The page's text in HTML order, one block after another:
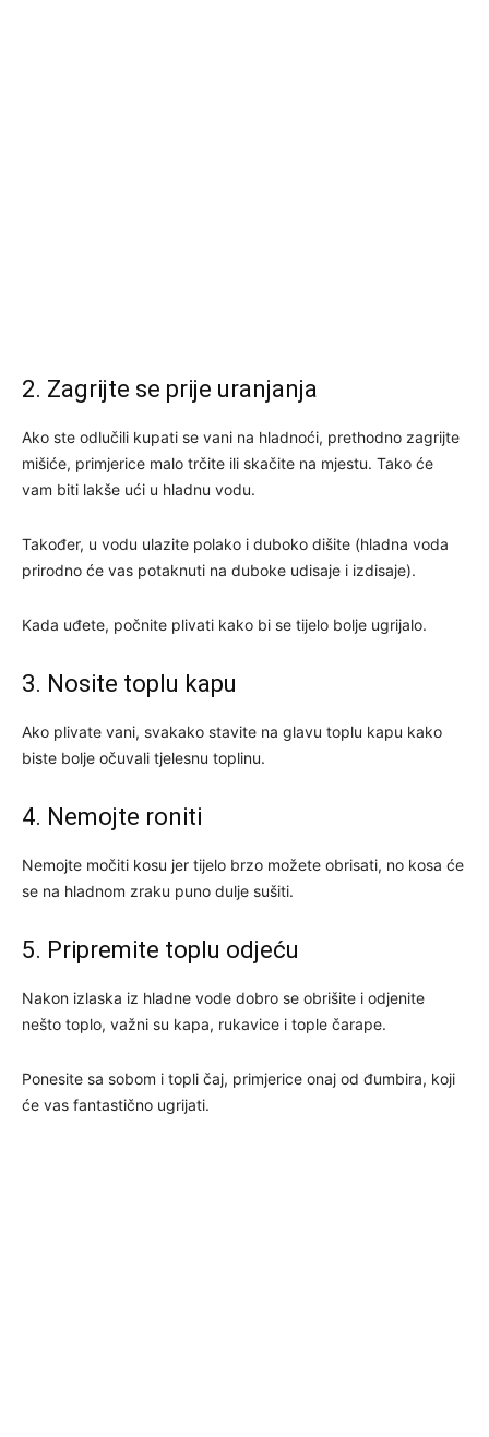
2. Zagrijte se prije uranjanja
Ako ste odlučili kupati se vani na hladnoći, prethodno zagrijte
mišiće, primjerice malo trčite ili skačite na mjestu. Tako će
vam biti lakše ući u hladnu vodu.
Također, u vodu ulazite polako i duboko dišite (hladna voda
prirodno će vas potaknuti na duboke udisaje i izdisaje).
Kada uđete, počnite plivati kako bi se tijelo bolje ugrijalo.
3. Nosite toplu kapu
Ako plivate vani, svakako stavite na glavu toplu kapu kako
biste bolje očuvali tjelesnu toplinu.
4. Nemojte roniti
Nemojte močiti kosu jer tijelo brzo možete obrisati, no kosa će
se na hladnom zraku puno dulje sušiti.
5. Pripremite toplu odjeću
Nakon izlaska iz hladne vode dobro se obrišite i odjenite
nešto toplo, važni su kapa, rukavice i tople čarape.
Ponesite sa sobom i topli čaj, primjerice onaj od đumbira, koji
će vas fantastično ugrijati.